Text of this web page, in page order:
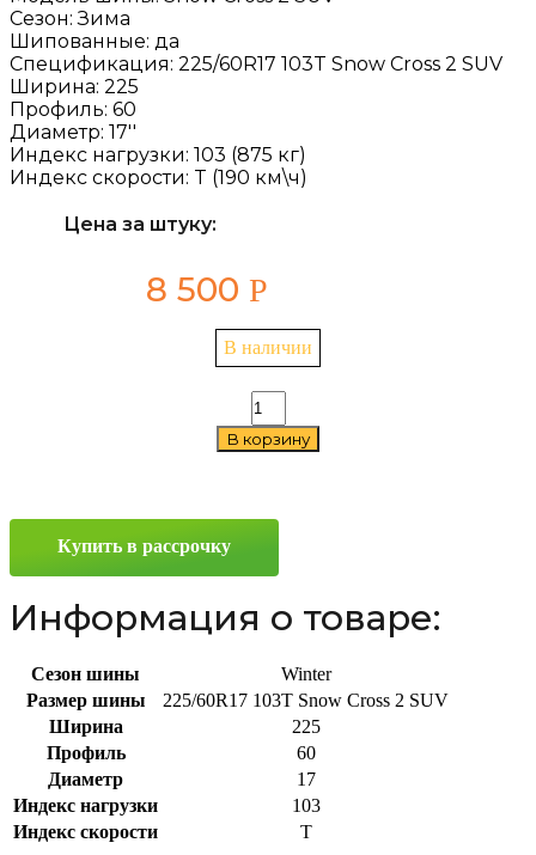
Сезон:Зима
Шипованные: да
Спецификация: 225/60R17 103T Snow Cross 2 SUV
Ширина: 225
Профиль: 60
Диаметр: 17''
Индекс нагрузки: 103 (875 кг)
Индекс скорости: T (190 км\ч)
Цена за штуку:
8 500 Р
В наличии
Количество
товара
Cordiant
SUV
R17
В корзину
Купить в рассрочку
Информация о товаре:
Сезон шины
Winter
Размер шины
225/60R17 103T Snow Cross 2 SUV
Ширина
225
Профиль
60
Диаметр
17
Индекс нагрузки
103
Индекс скорости
T